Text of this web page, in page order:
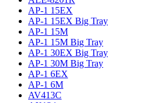
AP-1 15EX
AP-1 15EX Big Tray
AP-1 15M
AP-1 15M Big Tray
AP-1 30EX Big Tray
AP-1 30M Big Tray
AP-1 6EX
AP-1 6M
AV413C